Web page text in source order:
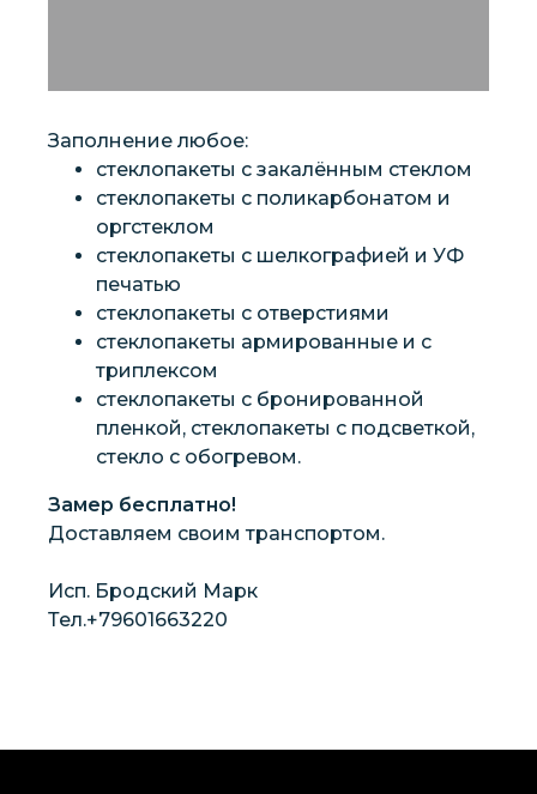
Заполнение любое:
стеклопакеты с закалённым стеклом
стеклопакеты с поликарбонатом и
оргстеклом
стеклопакеты с шелкографией и УФ
печатью
стеклопакеты с отверстиями
стеклопакеты армированные и с
триплексом
стеклопакеты с бронированной
пленкой, стеклопакеты с подсветкой,
стекло с обогревом.
Замер бесплатно!
Доставляем своим транспортом.
Исп. Бродский Марк
Тел.+79601663220